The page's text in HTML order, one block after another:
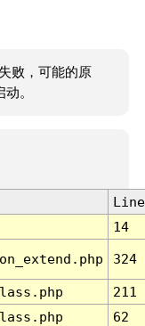
败，可能的原
。
Line
14
324
211
62